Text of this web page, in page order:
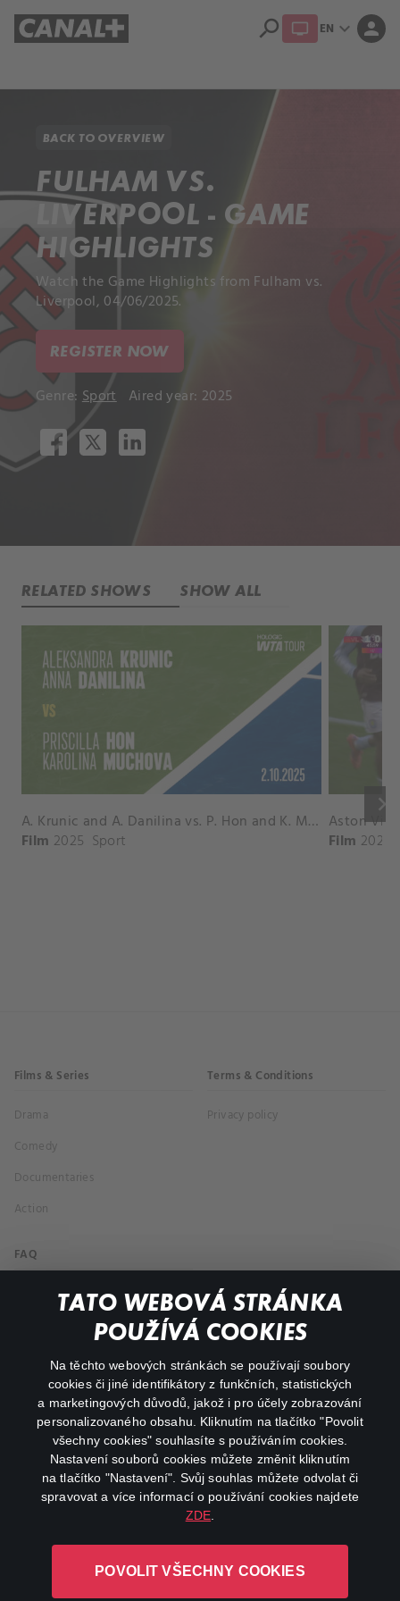
TATO WEBOVÁ STRÁNKA
POUŽÍVÁ COOKIES
Na těchto webových stránkách se používají soubory
cookies či jiné identifikátory z funkčních, statistických
a marketingových důvodů, jakož i pro účely zobrazování
personalizovaného obsahu. Kliknutím na tlačítko "Povolit
všechny cookies" souhlasíte s používáním cookies.
Nastavení souborů cookies můžete změnit kliknutím
na tlačítko "Nastavení". Svůj souhlas můžete odvolat či
spravovat a více informací o používání cookies najdete
ZDE
POVOLIT VŠECHNY COOKIES
search EN expand_more person
BACK TO OVERVIEW
FULHAM VS.
LIVERPOOL - GAME
HIGHLIGHTS
Watch the Game Highlights from Fulham vs.
Liverpool, 04/06/2025.
REGISTER NOW
Genre: Sport Aired year: 2025
RELATED SHOWS SHOW ALL
keyboard_arrow_right
A. Krunic and A. Danilina vs. P. Hon and K. Muchova Match Highlights - BEIJING_Capital Group Diamond ( October 02, 2025)
Film 2025 Sport Film 2026
Films & Series
Drama
Comedy
Documentaries
Action
Terms & Conditions
Privacy policy
FAQ
My profile
facebookinstagram
youtube
L-1246 Luxembourg R.C.S.